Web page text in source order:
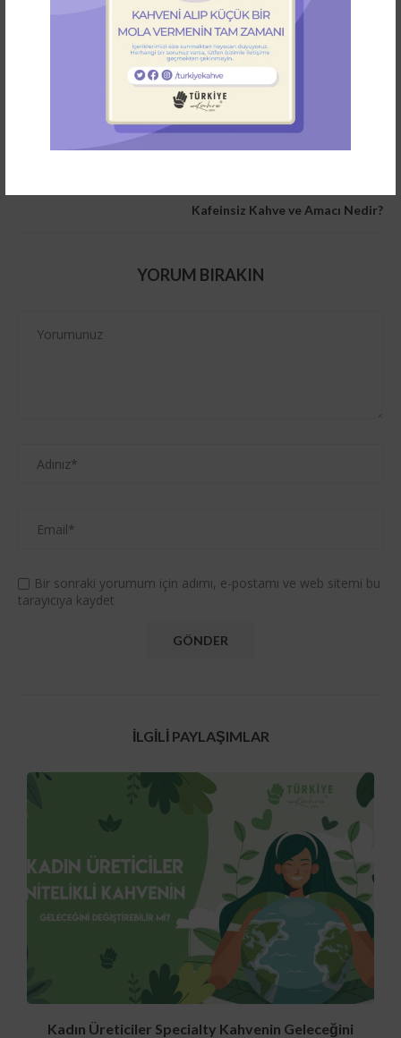
0 Yorum
Kafeinsiz Kahve ve Amacı Nedir?
YORUM BIRAKIN
Bir sonraki yorumum için adımı, e-postamı ve web sitemi bu
tarayıcıya kaydet
İLGILI PAYLAŞIMLAR
Kadın Üreticiler Specialty Kahvenin Geleceğini